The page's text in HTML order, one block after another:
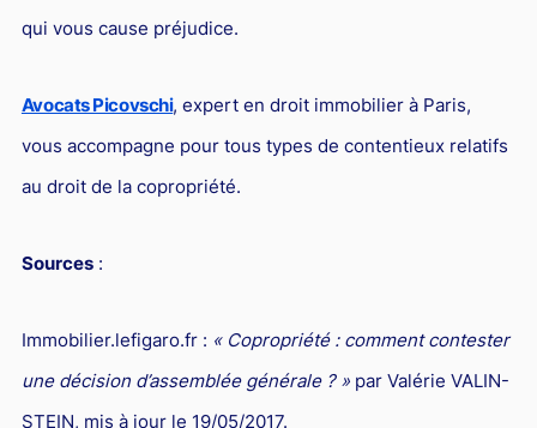
qui vous cause préjudice.
Avocats Picovschi, expert en droit immobilier à Paris,
vous accompagne pour tous types de contentieux relatifs
au droit de la copropriété.
Sources:
Immobilier.lefigaro.fr : « Copropriété : comment contester
une décision d’assemblée générale ? »par Valérie VALIN-
STEIN, mis à jour le 19/05/2017.